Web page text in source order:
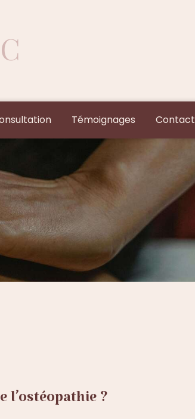
Témoignages Contact
l’ostéopathie ?